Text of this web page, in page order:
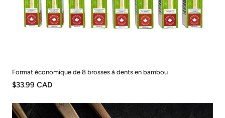
Format économique de 8 brosses à dents en bambou
$33.99 CAD